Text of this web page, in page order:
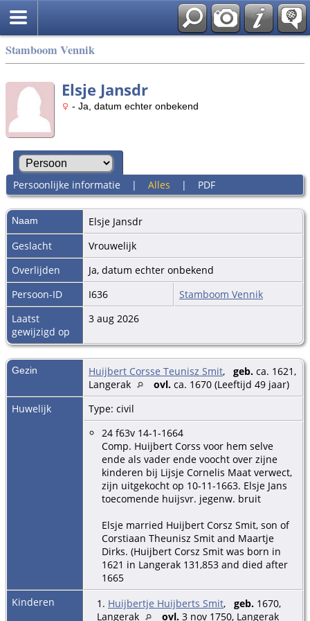
Stamboom Vennik
Elsje Jansdr
- Ja, datum echter onbekend
Persoonlijke informatie | Alles | PDF
Naam
Elsje Jansdr
Geslacht
Vrouwelijk
Overlijden
Ja, datum echter onbekend
Persoon-ID
I636
Stamboom Vennik
Laatst
gewijzigd op
3 aug 2026
Gezin Huijbert Corsse Teunisz Smit, geb. ca. 1621,
Langerak
ovl. ca. 1670 (Leeftijd 49 jaar)
Huwelijk
Type: civil
24 f63v 14-1-1664
Comp. Huijbert Corss voor hem selve
ende als vader ende voocht over zijne
kinderen bij Lijsje Cornelis Maat verwect,
zijn uitgekocht op 10-11-1663. Elsje Jans
toecomende huijsvr. jegenw. bruit
Elsje married Huijbert Corsz Smit, son of
Corstiaan Theunisz Smit and Maartje
Dirks. (Huijbert Corsz Smit was born in
1621 in Langerak 131,853 and died after
1665
Kinderen
1. Huijbertje Huijberts Smit, geb. 1670,
Langerak
ovl. 3 nov 1750, Langerak